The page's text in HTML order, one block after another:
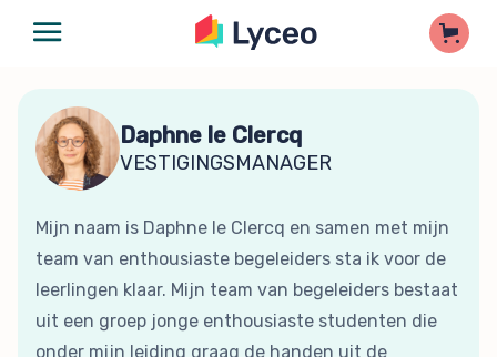
Daphne le Clercq
VESTIGINGSMANAGER
Mijn naam is Daphne le Clercq en samen met mijn
team van enthousiaste begeleiders sta ik voor de
leerlingen klaar. Mijn team van begeleiders bestaat
uit een groep jonge enthousiaste studenten die
onder mijn leiding graag de handen uit de